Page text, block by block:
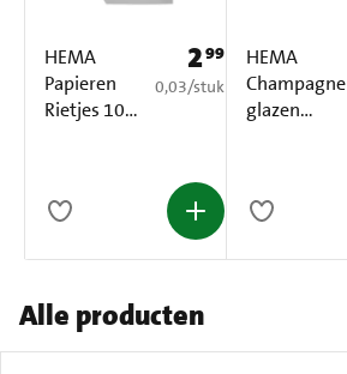
HEMA
Papieren
Rietjes 100
Prijs: € 2,99
299
€ 0,03 per stuk
0,03/stuk
HEMA
Champagne
glazen
Alle producten